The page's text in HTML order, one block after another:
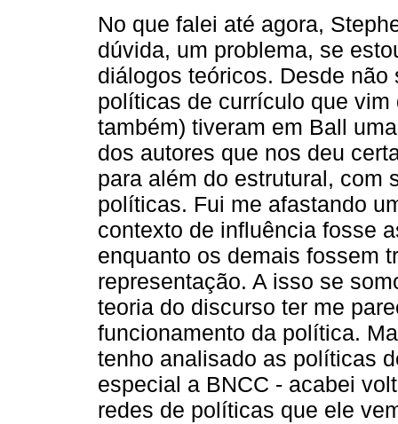
No que falei até agora,
dúvida, um problema, se
diálogos teóricos. Desde
políticas de currículo que
também) tiveram em Ball
dos autores que nos deu
para além do estrutural, com
políticas. Fui me afastando
contexto de influência fosse
enquanto os demais fossem
representação. A isso se
teoria do discurso ter me
funcionamento da política.
tenho analisado as políticas
especial a BNCC - acabei
redes de políticas que ele